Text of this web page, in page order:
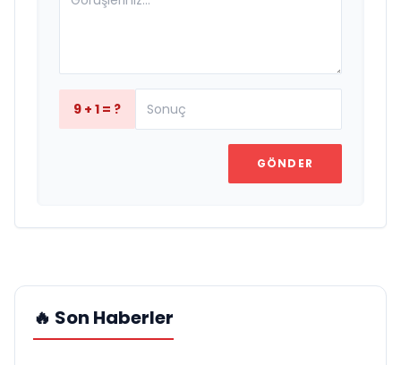
9 + 1 = ?
GÖNDER
🔥 Son Haberler